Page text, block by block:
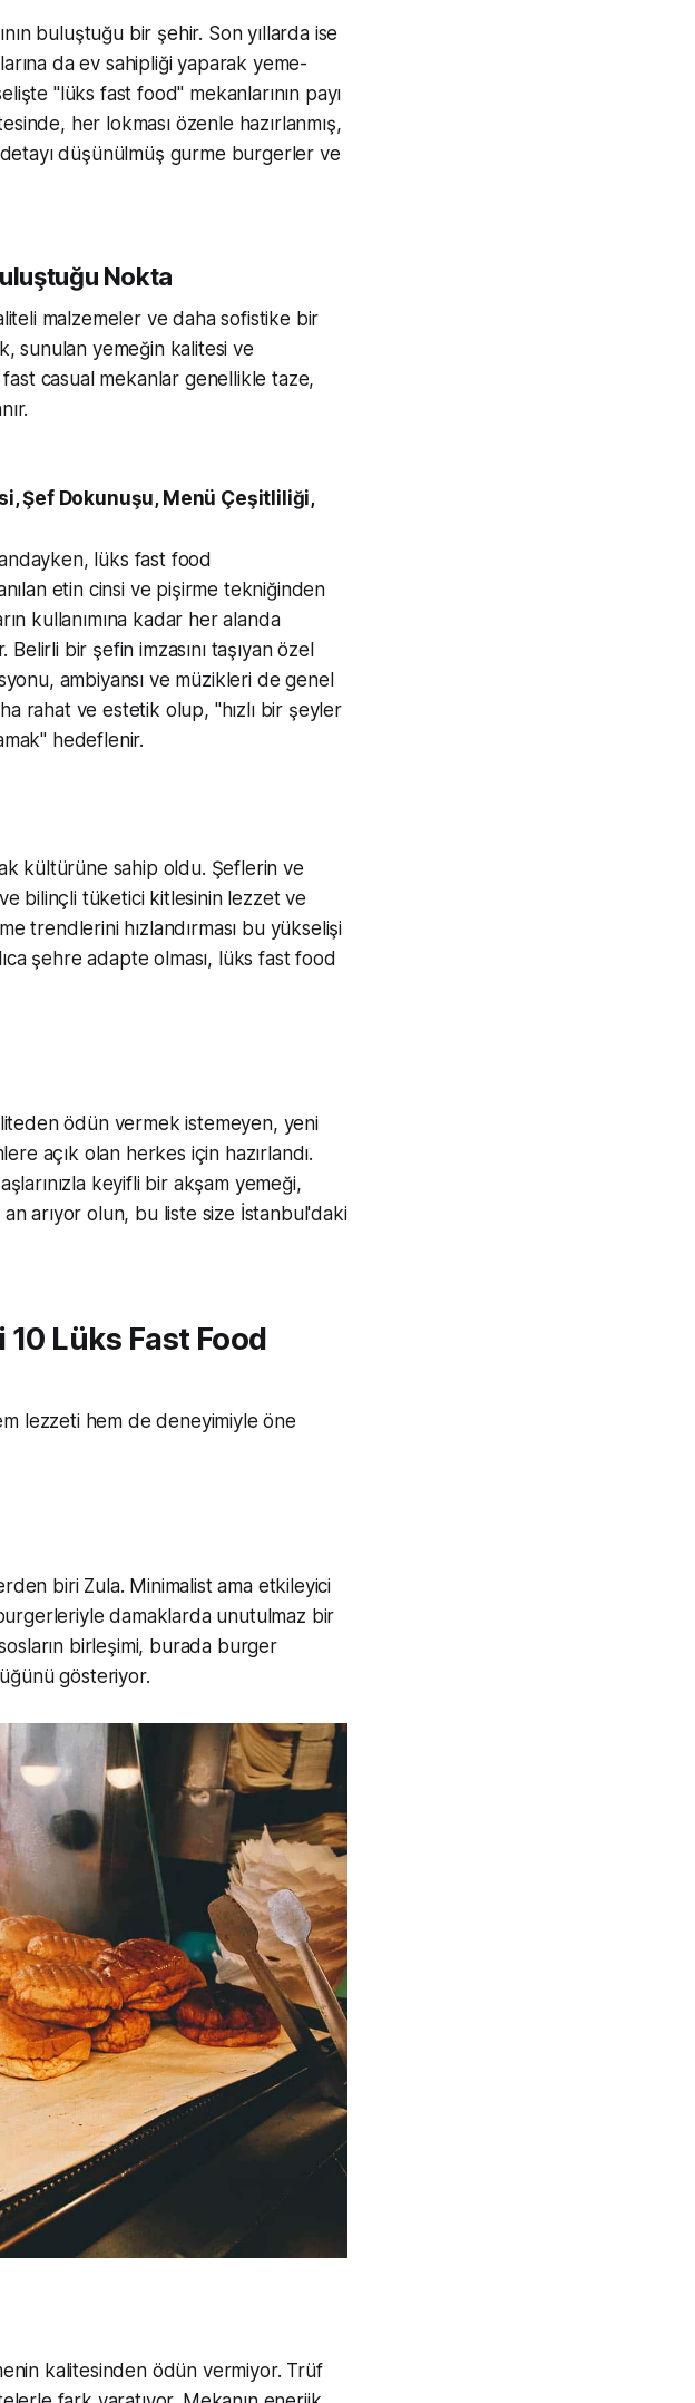
buluştuğu bir şehir. Son yıllarda ise
da ev sahipliği yaparak yeme-
"lüks fast food" mekanlarının payı
her lokması özenle hazırlanmış,
düşünülmüş gurme burgerler ve
Nokta
malzemeler ve daha sofistike bir
sunulan yemeğin kalitesi ve
casual mekanlar genellikle taze,
Şef Dokunuşu, Menü Çeşitliliği,
lüks fast food
etin cinsi ve pişirme tekniğinden
kullanımına kadar her alanda
bir şefin imzasını taşıyan özel
ambiyansı ve müzikleri de genel
rahat ve estetik olup, "hızlı bir şeyler
hedeflenir.
kültürüne sahip oldu. Şeflerin ve
bilinçli tüketici kitlesinin lezzet ve
trendlerini hızlandırması bu yükselişi
şehre adapte olması, lüks fast food
ödün vermek istemeyen, yeni
açık olan herkes için hazırlandı.
keyifli bir akşam yemeği,
an arıyor olun, bu liste size İstanbul'daki
10 Lüks Fast Food
lezzeti hem de deneyimiyle öne
biri Zula. Minimalist ama etkileyici
damaklarda unutulmaz bir
birleşimi, burada burger
gösteriyor.
kalitesinden ödün vermiyor. Trüf